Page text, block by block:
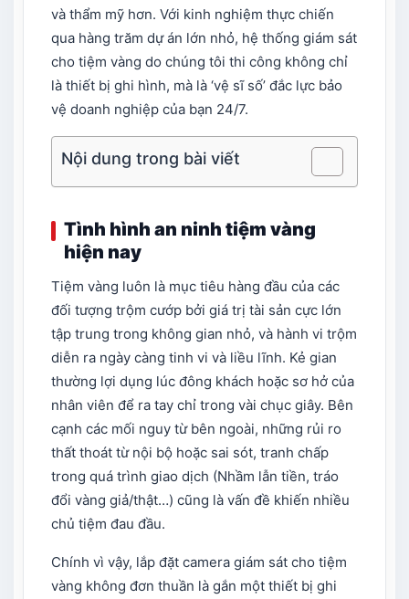
và thẩm mỹ hơn. Với kinh nghiệm thực chiến
qua hàng trăm dự án lớn nhỏ, hệ thống giám sát
cho tiệm vàng do chúng tôi thi công không chỉ
là thiết bị ghi hình, mà là ‘vệ sĩ số’ đắc lực bảo
vệ doanh nghiệp của bạn 24/7.
Nội dung trong bài viết
Tình hình an ninh tiệm vàng
hiện nay
Tiệm vàng luôn là mục tiêu hàng đầu của các
đối tượng trộm cướp bởi giá trị tài sản cực lớn
tập trung trong không gian nhỏ, và hành vi trộm
diễn ra ngày càng tinh vi và liều lĩnh. Kẻ gian
thường lợi dụng lúc đông khách hoặc sơ hở của
nhân viên để ra tay chỉ trong vài chục giây. Bên
cạnh các mối nguy từ bên ngoài, những rủi ro
thất thoát từ nội bộ hoặc sai sót, tranh chấp
trong quá trình giao dịch (Nhầm lẫn tiền, tráo
đổi vàng giả/thật…) cũng là vấn đề khiến nhiều
chủ tiệm đau đầu.
Chính vì vậy, lắp đặt camera giám sát cho tiệm
vàng không đơn thuần là gắn một thiết bị ghi